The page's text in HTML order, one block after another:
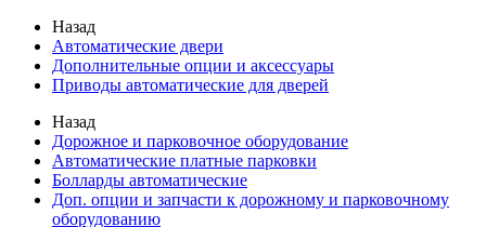
Назад
Автоматические двери
Дополнительные опции и аксессуары
Приводы автоматические для дверей
Назад
Дорожное и парковочное оборудование
Автоматические платные парковки
Болларды автоматические
Доп. опции и запчасти к дорожному и парковочному
оборудованию